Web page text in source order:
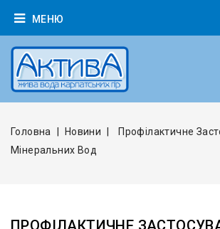
МЕНЮ
Головна Новини
Профілактичне
Мінеральних Вод
ПРОФІЛАКТИЧНЕ